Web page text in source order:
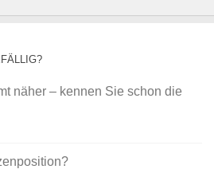
näher – kennen Sie schon die